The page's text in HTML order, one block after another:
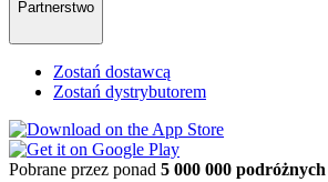
Partnerstwo
Zostań dostawcą
Zostań dystrybutorem
Pobrane przez ponad 5 000 000 podróżnych